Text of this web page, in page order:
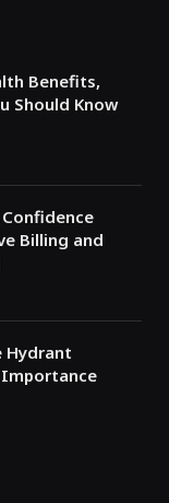
Benefits,
Should Know
Billing and
Hydrant
Importance